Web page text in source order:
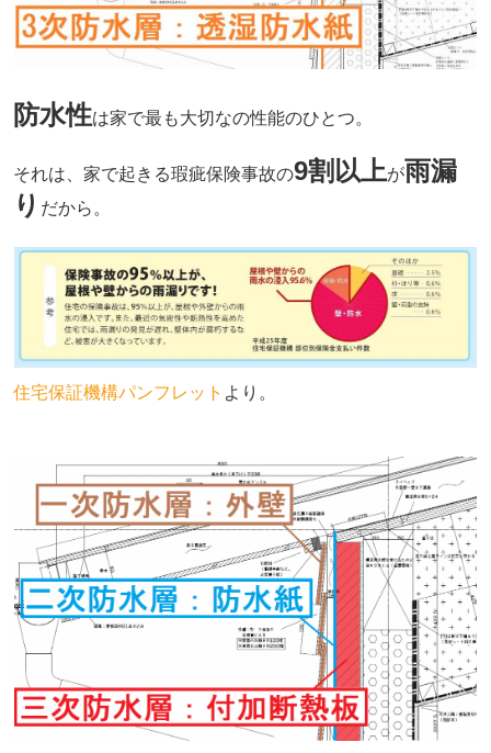
防水性は家で最も大切なの性能のひとつ。
それは、家で起きる瑕疵保険事故の9割以上が雨漏
り だから。
住宅保証機構パンフレット より。